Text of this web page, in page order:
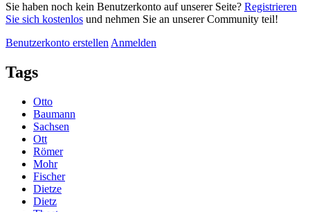
Sie haben noch kein Benutzerkonto auf unserer Seite? Registrieren
Sie sich kostenlos und nehmen Sie an unserer Community teil!
Benutzerkonto erstellenAnmelden
Tags
Otto
Baumann
Sachsen
Ott
Römer
Mohr
Fischer
Dietze
Dietz